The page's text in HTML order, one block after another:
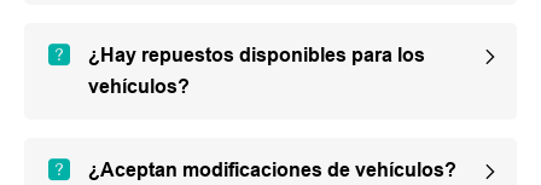
¿Hay repuestos disponibles para los
vehículos?
¿Aceptan modificaciones de vehículos?